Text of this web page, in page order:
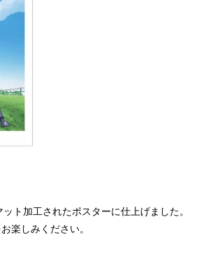
ト加工されたポスターに仕上げました。
楽しみください。